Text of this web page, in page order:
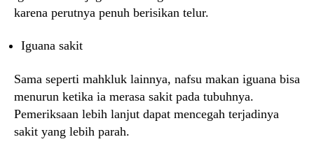
karena perutnya penuh berisikan telur.
Iguana sakit
Sama seperti mahkluk lainnya, nafsu makan iguana bisa
menurun ketika ia merasa sakit pada tubuhnya.
Pemeriksaan lebih lanjut dapat mencegah terjadinya
sakit yang lebih parah.